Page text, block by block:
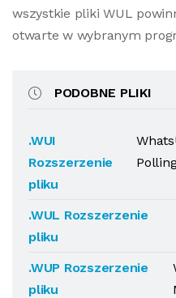
wszystkie pliki WUL
otwarte w wybranym
PODOBNE PLIKI
.WUI
Rozszerzenie
pliku
.WUL Rozszerzenie
pliku
.WUP Rozszerzenie
pliku